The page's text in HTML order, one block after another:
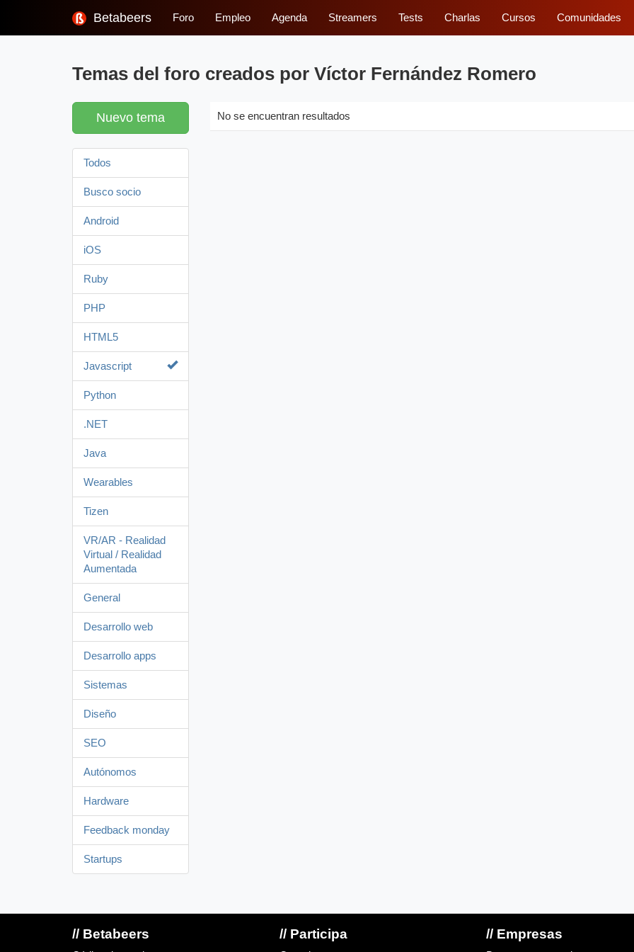
Betabeers Foro Empleo Agenda Streamers Tests Charlas Cursos Comunidades
Temas del foro creados por Víctor Fernández Romero
Nuevo tema
Todos
Busco socio
Android
iOS
Ruby
PHP
HTML5
Javascript
Python
.NET
Java
Wearables
Tizen
VR/AR - Realidad
Virtual / Realidad
Aumentada
General
Desarrollo web
Desarrollo apps
Sistemas
Diseño
SEO
Autónomos
Hardware
Feedback monday
Startups
No se encuentran resultados
// Betabeers // Participa // Empresas